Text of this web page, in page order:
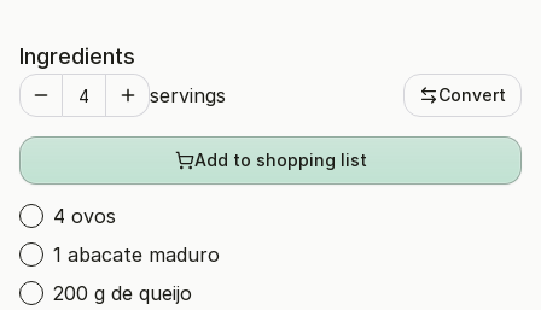
Ingredients
servings Convert
Add to shopping list
4 ovos
1 abacate maduro
200 g de queijo